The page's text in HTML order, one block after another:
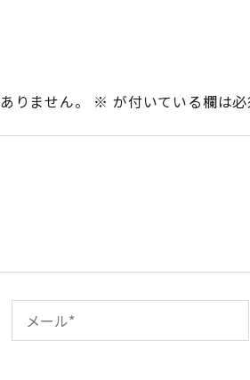
りません。 ※ が付いている欄は